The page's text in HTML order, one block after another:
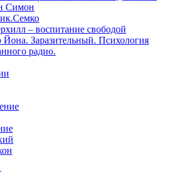
Симон
– воспитание свободой
Йона. Заразительный. Психология
радио.